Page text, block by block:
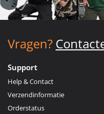
Vragen?
Support
Help & Contact
Verzendinformatie
Orderstatus